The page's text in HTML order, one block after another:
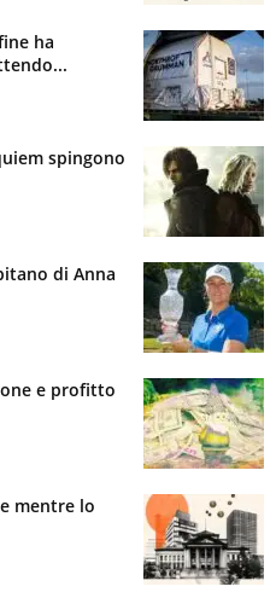
ha
spingono
di Anna
e profitto
mentre lo